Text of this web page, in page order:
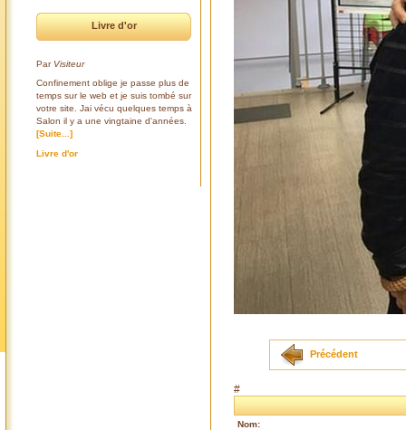
Livre d'or
Par Visiteur
Confinement oblige je passe plus de
temps sur le web et je suis tombé sur
votre site. Jai vécu quelques temps à
Salon il y a une vingtaine d'années.
[Suite...]
Livre d'or
Précédent
#
Nom: